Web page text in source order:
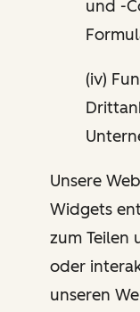
und -
(iv)
Unsere
Widgets
zum Teilen
oder
unseren